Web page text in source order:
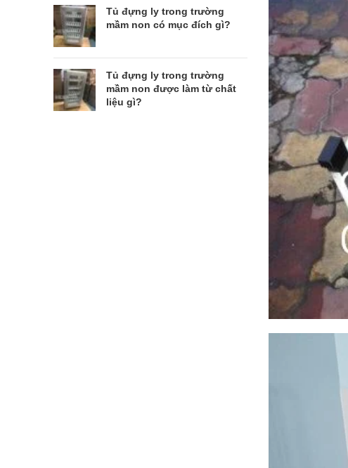
Tủ đựng ly trong trường
mầm non có mục đích gì?
Tủ đựng ly trong trường
mầm non được làm từ chất
liệu gì?